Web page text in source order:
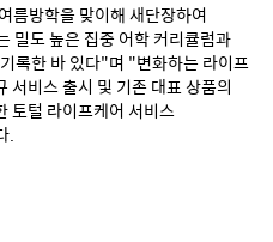
름방학을 맞이해 새단장하여
밀도 높은 집중 어학 커리큘럼과
록한 바 있다"며 "변화하는 라이프
서비스 출시 및 기존 대표 상품의
토털 라이프케어 서비스
.